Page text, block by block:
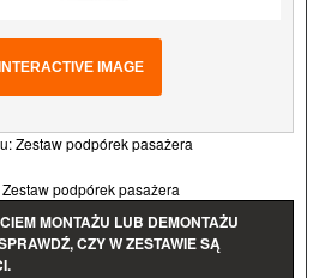
IMAGE
Zestaw podpórek pasażera
podpórek pasażera
MONTAŻU LUB DEMONTAŻU
CZY W ZESTAWIE SĄ